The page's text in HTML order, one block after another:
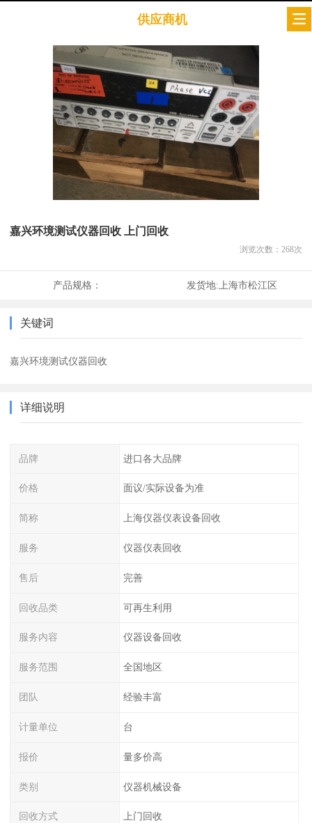
供应商机
嘉兴环境测试仪器回收 上门回收
浏览次数： 268次
产品规格： 发货地:上海市松江区
关键词
嘉兴环境测试仪器回收
详细说明
品牌 进口各大品牌
价格 面议/实际设备为准
简称 上海仪器仪表设备回收
服务 仪器仪表回收
售后 完善
回收品类 可再生利用
服务内容 仪器设备回收
服务范围 全国地区
团队 经验丰富
计量单位 台
报价 量多价高
类别 仪器机械设备
回收方式 上门回收